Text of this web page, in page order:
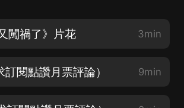
闖禍了》片花 3min
閱點讚月票評論） 9min